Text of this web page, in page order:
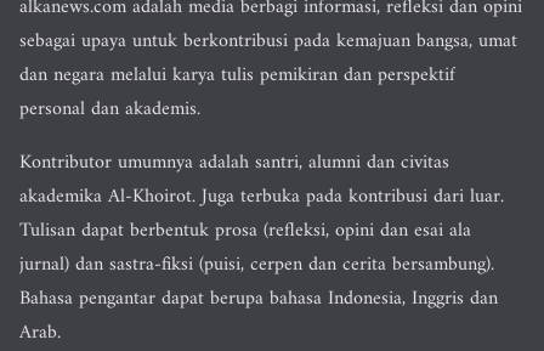
alkanews.com adalah media berbagi informasi, refleksi dan opini
sebagai upaya untuk berkontribusi pada kemajuan bangsa, umat
dan negara melalui karya tulis pemikiran dan perspektif
personal dan akademis.
Kontributor umumnya adalah santri, alumni dan civitas
akademika Al-Khoirot. Juga terbuka pada kontribusi dari luar.
Tulisan dapat berbentuk prosa (refleksi, opini dan esai ala
jurnal) dan sastra-fiksi (puisi, cerpen dan cerita bersambung).
Bahasa pengantar dapat berupa bahasa Indonesia, Inggris dan
Arab.